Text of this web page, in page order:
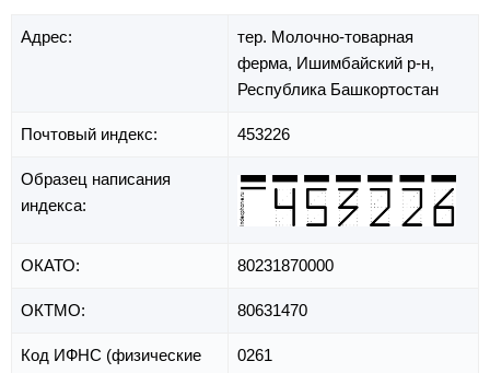
Адрес:
тер. Молочно-товарная
ферма, Ишимбайский р-н,
Республика Башкортостан
Почтовый индекс: 453226
Образец написания
индекса:
ОКАТО: 80231870000
ОКТМО: 80631470
Код ИФНС (физические
0261